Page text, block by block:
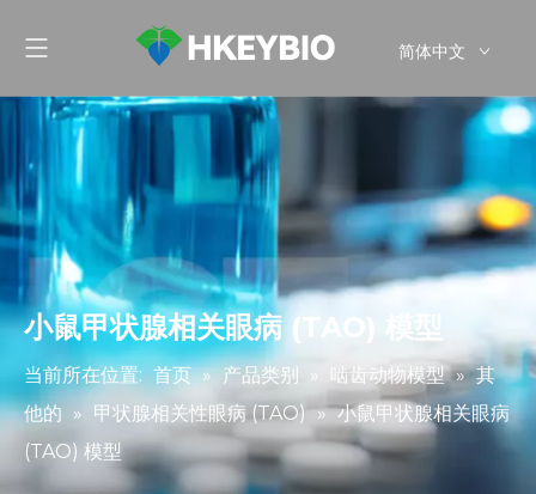
简体中文
小鼠甲状腺相关眼病 (TAO) 模型
当前所在位置: 首页 » 产品类别 » 啮齿动物模型 » 其
他的 » 甲状腺相关性眼病 (TAO) » 小鼠甲状腺相关眼病
(TAO) 模型